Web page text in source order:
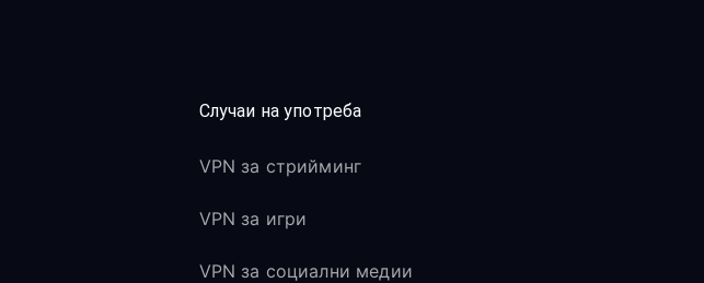
Случаи на употреба
VPN за стрийминг
VPN за игри
VPN за социални медии